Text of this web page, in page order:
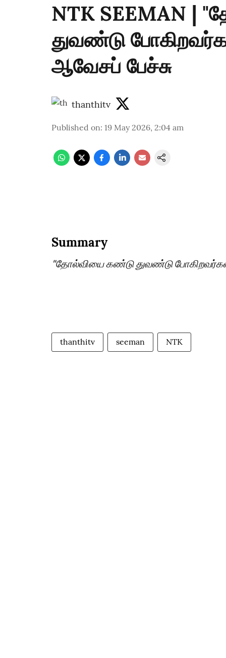
NTK SEEMAN |
துவண்டு
ஆவேசப் பேச்சு
thanthitv
Published on: 19 May 2026, 2:04 am
Summary
"தோல்வியை கண்டு துவண்டு
thanthitv seeman NTK